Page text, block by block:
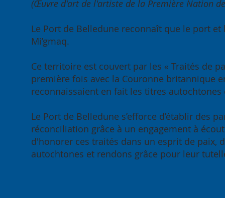
(Œuvre d'art de l'artiste de la Première Nation
Le Port de Belledune reconnaît que le port
Mi’gmaq.
Ce territoire est couvert par les « Traités de
première fois avec la Couronne britannique
reconnaissaient en fait les titres
Le Port de Belledune s’efforce d’établir des
réconciliation grâce à un engagement à
d'honorer ces traités dans un esprit de paix,
autochtones et rendons grâce pour leur